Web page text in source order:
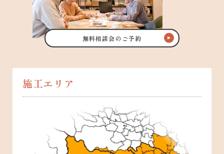
無料相談会のご予約
施工エリア